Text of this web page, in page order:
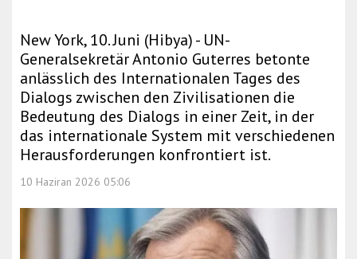
New York, 10. Juni (Hibya) - UN-
Generalsekretär Antonio Guterres betonte
anlässlich des Internationalen Tages des
Dialogs zwischen den Zivilisationen die
Bedeutung des Dialogs in einer Zeit, in der
das internationale System mit verschiedenen
Herausforderungen konfrontiert ist.
10 Haziran 2026 05:06